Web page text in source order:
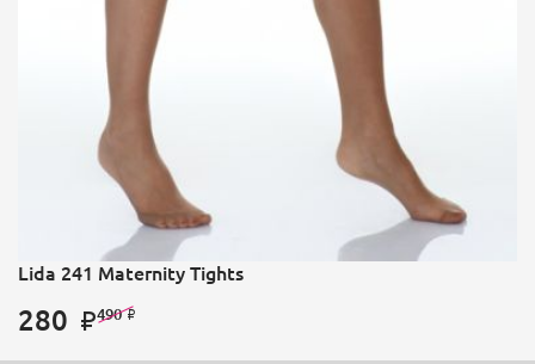
Lida 241 Maternity Tights
280 490